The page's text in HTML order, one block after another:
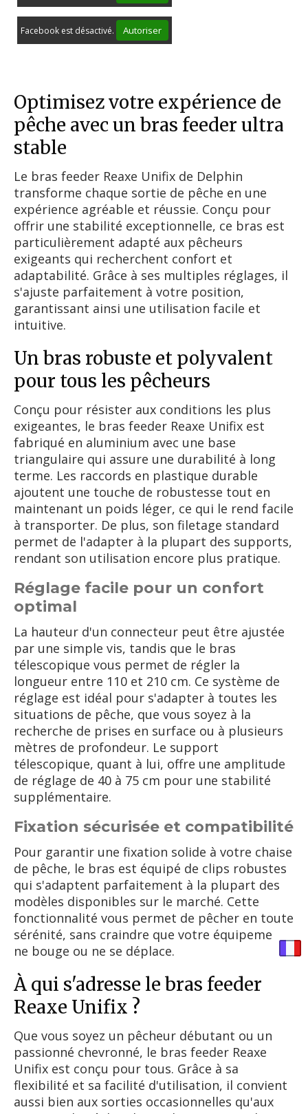
Facebook est désactivé. Autoriser
Optimisez votre expérience de
pêche avec un bras feeder ultra
stable
Le bras feeder Reaxe Unifix de Delphin
transforme chaque sortie de pêche en une
expérience agréable et réussie. Conçu pour
offrir une stabilité exceptionnelle, ce bras est
particulièrement adapté aux pêcheurs
exigeants qui recherchent confort et
adaptabilité. Grâce à ses multiples réglages, il
s'ajuste parfaitement à votre position,
garantissant ainsi une utilisation facile et
intuitive.
Un bras robuste et polyvalent
pour tous les pêcheurs
Conçu pour résister aux conditions les plus
exigeantes, le bras feeder Reaxe Unifix est
fabriqué en aluminium avec une base
triangulaire qui assure une durabilité à long
terme. Les raccords en plastique durable
ajoutent une touche de robustesse tout en
maintenant un poids léger, ce qui le rend facile
à transporter. De plus, son filetage standard
permet de l'adapter à la plupart des supports,
rendant son utilisation encore plus pratique.
Réglage facile pour un confort
optimal
La hauteur d'un connecteur peut être ajustée
par une simple vis, tandis que le bras
télescopique vous permet de régler la
longueur entre 110 et 210 cm. Ce système de
réglage est idéal pour s'adapter à toutes les
situations de pêche, que vous soyez à la
recherche de prises en surface ou à plusieurs
mètres de profondeur. Le support
télescopique, quant à lui, offre une amplitude
de réglage de 40 à 75 cm pour une stabilité
supplémentaire.
Fixation sécurisée et compatibilité
Pour garantir une fixation solide à votre chaise
de pêche, le bras est équipé de clips robustes
qui s'adaptent parfaitement à la plupart des
modèles disponibles sur le marché. Cette
fonctionnalité vous permet de pêcher en toute
sérénité, sans craindre que votre équipement
ne bouge ou ne se déplace.
À qui s'adresse le bras feeder
Reaxe Unifix ?
Que vous soyez un pêcheur débutant ou un
passionné chevronné, le bras feeder Reaxe
Unifix est conçu pour tous. Grâce à sa
flexibilité et sa facilité d'utilisation, il convient
aussi bien aux sorties occasionnelles qu'aux